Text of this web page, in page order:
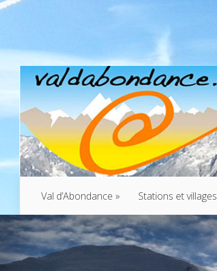
Val d’Abondance » Stations et villages